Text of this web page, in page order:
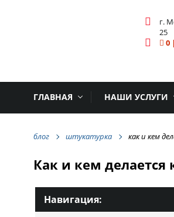
г.
25
0 |
ГЛАВНАЯ НАШИ УСЛУГИ
блог штукатурка как и кем
Как и кем делается
Навигация: